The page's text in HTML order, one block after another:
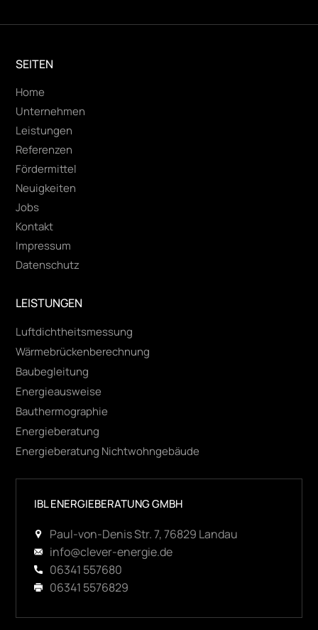
SEITEN
Home
Unternehmen
Leistungen
Referenzen
Fördermittel
Neuigkeiten
Jobs
Kontakt
Impressum
Datenschutz
LEISTUNGEN
Luftdichtheitsmessung
Wärmebrückenberechnung
Baubegleitung
Energieausweise
Bauthermographie
Energieberatung
Energieberatung Nichtwohngebäude
IBL ENERGIEBERATUNG GMBH
Paul-von-Denis Str. 7, 76829 Landau
info@clever-energie.de
06341 557680
06341 5576829